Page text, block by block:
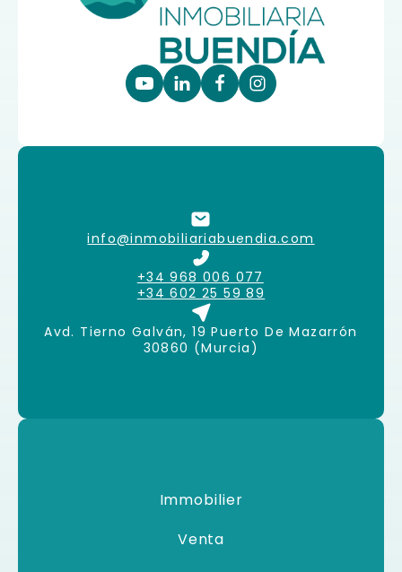
info@inmobiliariabuendia.com
+34 968 006 077
+34 602 25 59 89
Avd. Tierno Galván, 19 Puerto De Mazarrón
30860 (Murcia)
Immobilier
Venta